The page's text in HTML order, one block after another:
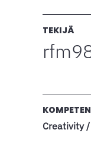
TEKIJÄ
Creativity